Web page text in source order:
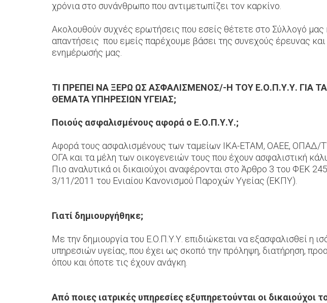
χρόνια στο συνάνθρωπο που αντιμετωπίζει τον καρκίνο.
Ακολουθούν συχνές ερωτήσεις που εσείς θέτετε στο Σύλλογό μας
απαντήσεις που εμείς παρέχουμε βάσει της συνεχούς έρευνας και
ενημέρωσής μας.
ΤΙ ΠΡΕΠΕΙ ΝΑ ΞΕΡΩ ΩΣ ΑΣΦΑΛΙΣΜΕΝΟΣ/-Η ΤΟΥ Ε.Ο.Π.Υ.Υ. ΓΙΑ ΤΑ
ΘΕΜΑΤΑ ΥΠΗΡΕΣΙΩΝ ΥΓΕΙΑΣ;
Ποιούς ασφαλισμένους αφορά ο Ε.Ο.Π.Υ.Υ.;
Αφορά τους ασφαλισμένους των ταμείων ΙΚΑ-ΕΤΑΜ, ΟΑΕΕ, ΟΠΑΔ/
ΟΓΑ και τα μέλη των οικογενειών τους που έχουν ασφαλιστική
Πιο αναλυτικά οι δικαιούχοι αναφέρονται στο Άρθρο 3 του ΦΕΚ
3/11/2011 του Ενιαίου Κανονισμού Παροχών Υγείας (ΕΚΠΥ).
Γιατί δημιουργήθηκε;
Με την δημιουργία του Ε.Ο.Π.Υ.Υ. επιδιώκεται να εξασφαλισθεί η
υπηρεσιών υγείας, που έχει ως σκοπό την πρόληψη, διατήρηση,
όπου και όποτε τις έχουν ανάγκη.
Από ποιες ιατρικές υπηρεσίες εξυπηρετούνται οι δικαιούχοι